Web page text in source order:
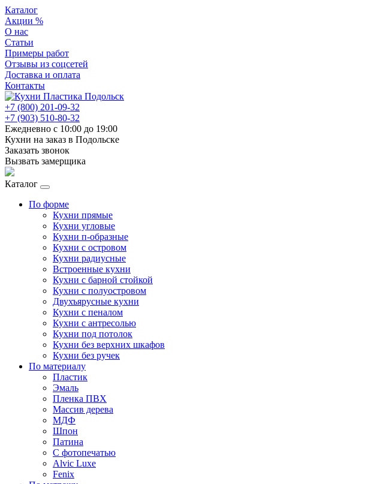
Каталог
Акции %
О нас
Статьи
Примеры работ
Отзывы из соцсетей
Доставка и оплата
Контакты
+7 (800) 201-09-32
+7 (903) 510-80-32
Ежедневно с 10:00 до 19:00
Кухни на заказ в Подольске
Заказать звонок
Вызвать замерщика
Каталог
По форме
Кухни прямые
Кухни угловые
Кухни п-образные
Кухни с островом
Кухни радиусные
Встроенные кухни
Кухни с барной стойкой
Кухни с полуостровом
Двухъярусные кухни
Кухни с пеналом
Кухни с антресолью
Кухни под потолок
Кухни без верхних шкафов
Кухни без ручек
По материалу
Пластик
Эмаль
Пленка ПВХ
Массив дерева
МДФ
Шпон
Патина
С фотопечатью
Alvic Luxe
Fenix